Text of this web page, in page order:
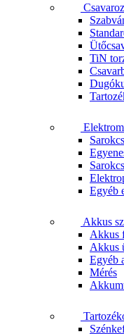
TiN
Egyéb
Akkus
Akkus
Akkus
Egyéb
Mérés